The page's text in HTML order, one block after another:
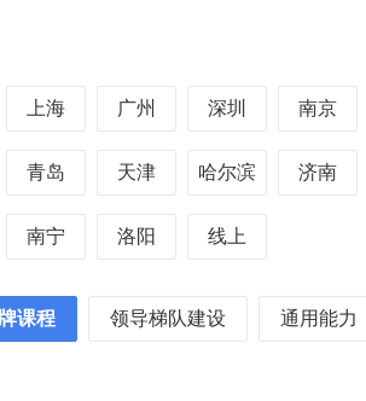
上海 广州 深圳 南京
青岛 天津 哈尔滨 济南
南宁 洛阳 线上
课程 领导梯队建设 通用能力